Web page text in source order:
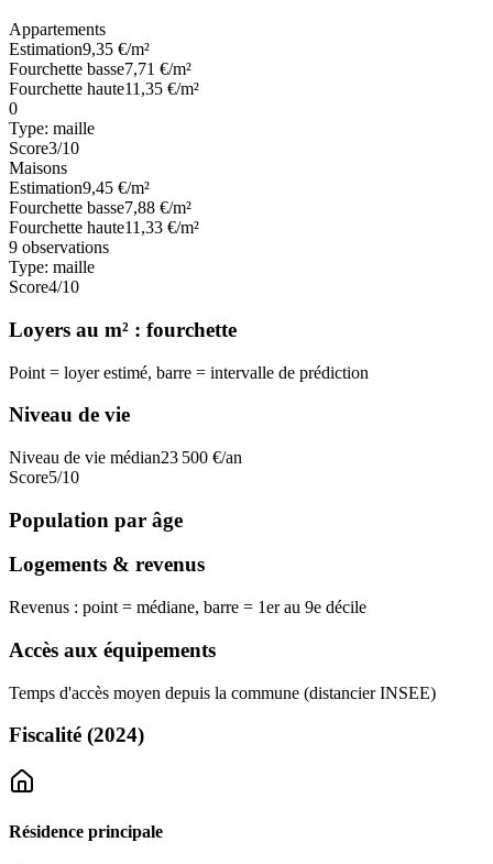
Appartements
Estimation9,35 €/m²
Fourchette basse7,71 €/m²
Fourchette haute11,35 €/m²
0
Type: maille
Score3/10
Maisons
Estimation9,45 €/m²
Fourchette basse7,88 €/m²
Fourchette haute11,33 €/m²
9 observations
Type: maille
Score4/10
Loyers au m² : fourchette
Point = loyer estimé, barre = intervalle de prédiction
Niveau de vie
Niveau de vie médian23 500 €/an
Score5/10
Population par âge
Logements & revenus
Revenus : point = médiane, barre = 1er au 9e décile
Accès aux équipements
Temps d'accès moyen depuis la commune (distancier INSEE)
Fiscalité (2024)
Résidence principale